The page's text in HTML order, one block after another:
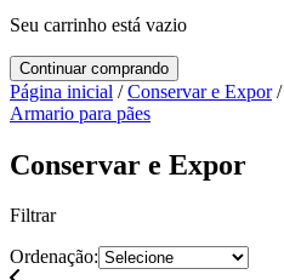
Seu carrinho está vazio
Continuar comprando
Página inicial /Conservar e Expor/
Armario para pães
Conservar e Expor
Filtrar
Ordenação: